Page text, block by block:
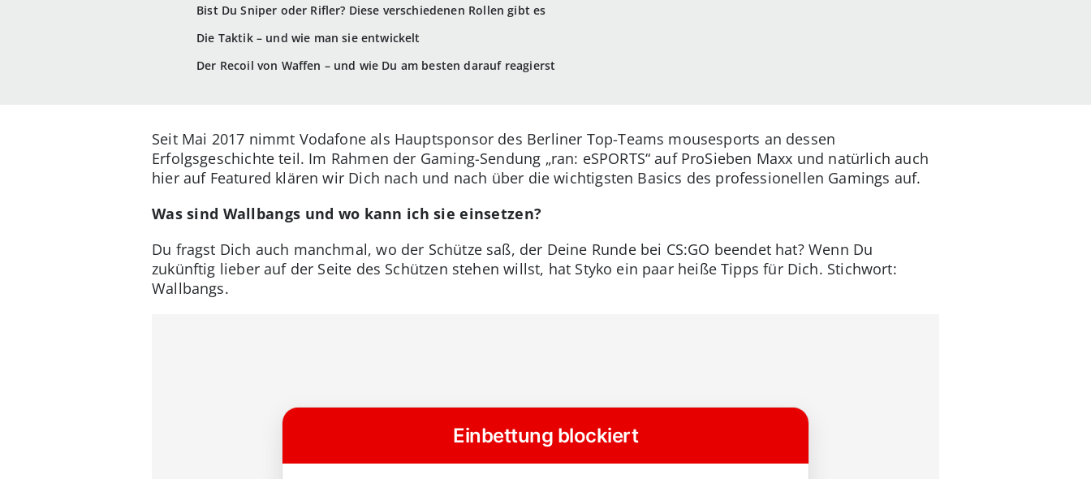
Bist Du Sniper oder Rifler? Diese verschiedenen Rollen gibt es
Die Taktik – und wie man sie entwickelt
Der Recoil von Waffen – und wie Du am besten darauf reagierst
Seit Mai 2017 nimmt Vodafone als Hauptsponsor des Berliner Top-Teams mousesports an dessen
Erfolgsgeschichte teil. Im Rahmen der Gaming-Sendung „ran: eSPORTS“ auf ProSieben Maxx und natürlich auch
hier auf Featured klären wir Dich nach und nach über die wichtigsten Basics des professionellen Gamings auf.
Was sind Wallbangs und wo kann ich sie einsetzen?
Du fragst Dich auch manchmal, wo der Schütze saß, der Deine Runde bei CS:GO beendet hat? Wenn Du
zukünftig lieber auf der Seite des Schützen stehen willst, hat Styko ein paar heiße Tipps für Dich. Stichwort:
Wallbangs.